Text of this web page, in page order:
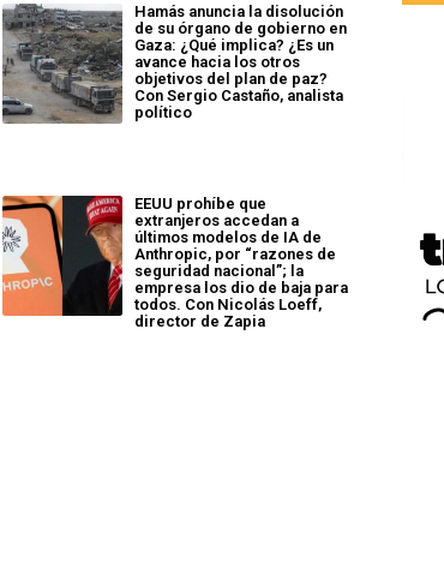
Hamás anuncia la disolución
de su órgano de gobierno en
Gaza: ¿Qué implica? ¿Es un
avance hacia los otros
objetivos del plan de paz?
Con Sergio Castaño, analista
político
EEUU prohíbe que
extranjeros accedan a
últimos modelos de IA de
Anthropic, por “razones de
seguridad nacional”; la
empresa los dio de baja para
todos. Con Nicolás Loeff,
director de Zapia